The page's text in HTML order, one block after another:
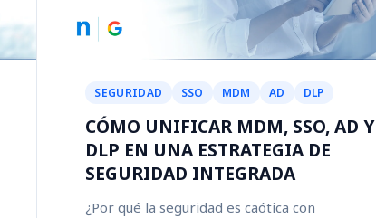
SEGURIDAD SSO MDM AD DLP
CÓMO UNIFICAR MDM, SSO, AD Y
DLP EN UNA ESTRATEGIA DE
SEGURIDAD INTEGRADA
¿Por qué la seguridad es caótica con